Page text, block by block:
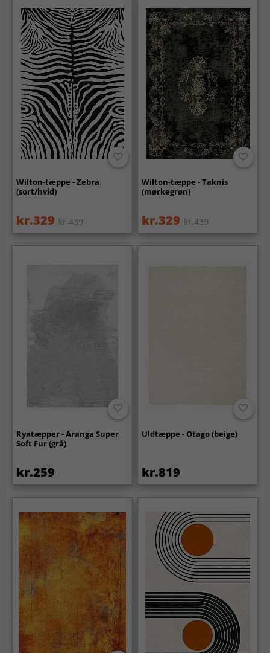
Wilton-tæppe - Zebra
(sort/hvid)
kr.329 kr.439
Wilton-tæppe - Taknis
(mørkegrøn)
kr.329 kr.439
Ryatæpper - Aranga Super
Soft Fur (grå)
kr.259
Uldtæppe - Otago (beige)
kr.819